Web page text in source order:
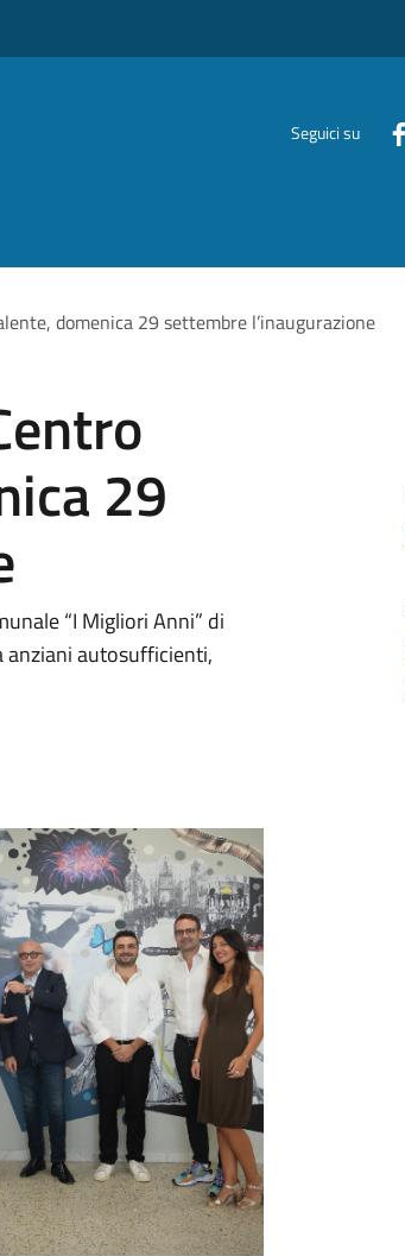
Seguici su
domenica 29 settembre l’inaugurazione
29
“I Migliori Anni” di
anziani autosufficienti,